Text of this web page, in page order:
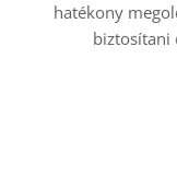
hatékony
biztosítani